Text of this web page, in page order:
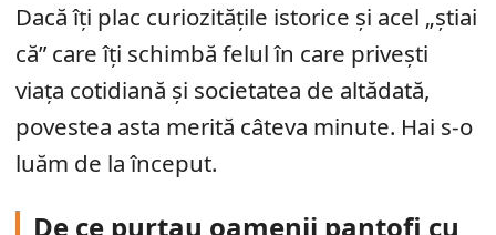
Dacă îți plac curiozitățile istorice și acel „știai
că” care îți schimbă felul în care privești
viața cotidiană și societatea de altădată,
povestea asta merită câteva minute. Hai s-o
luăm de la început.
De ce purtau oamenii pantofi cu